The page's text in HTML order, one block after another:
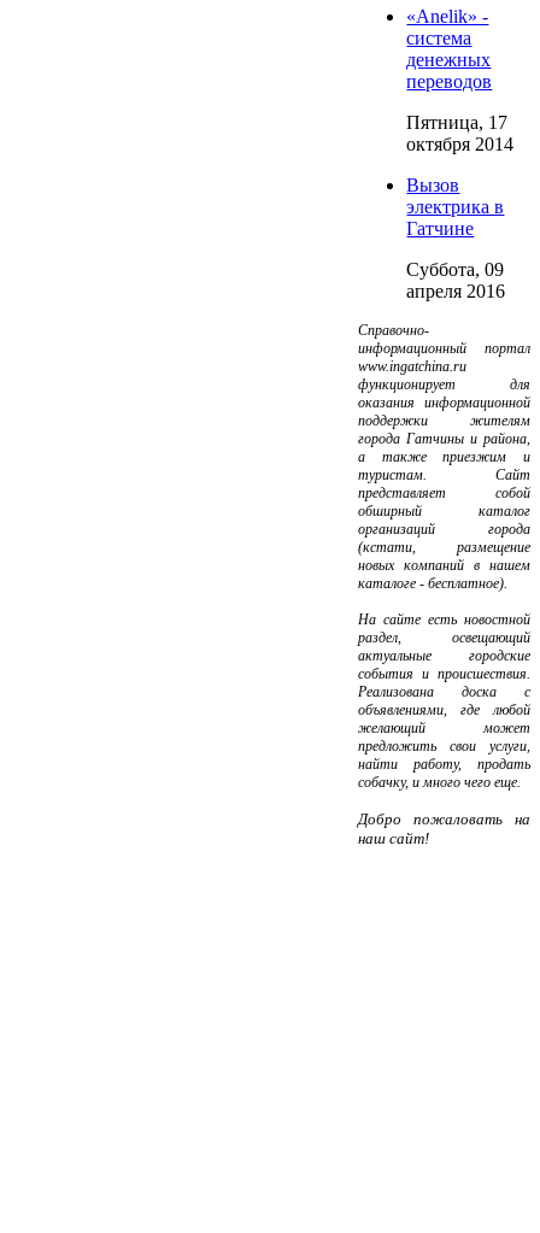
«Anelik» -
система
денежных
переводов
Пятница, 17
октября 2014
Вызов
электрика в
Гатчине
Суббота, 09
апреля 2016
Справочно-
информационный портал
www.ingatchina.ru
функционирует для
оказания информационной
поддержки жителям
города Гатчины и района,
а также приезжим и
туристам. Сайт
представляет собой
обширный каталог
организаций города
(кстати, размещение
новых компаний в нашем
каталоге - бесплатное).
На сайте есть новостной
раздел, освещающий
актуальные городские
события и происшествия.
Реализована доска с
объявлениями, где любой
желающий может
предложить свои услуги,
найти работу, продать
собачку, и много чего еще.
Добро пожаловать на
наш сайт!